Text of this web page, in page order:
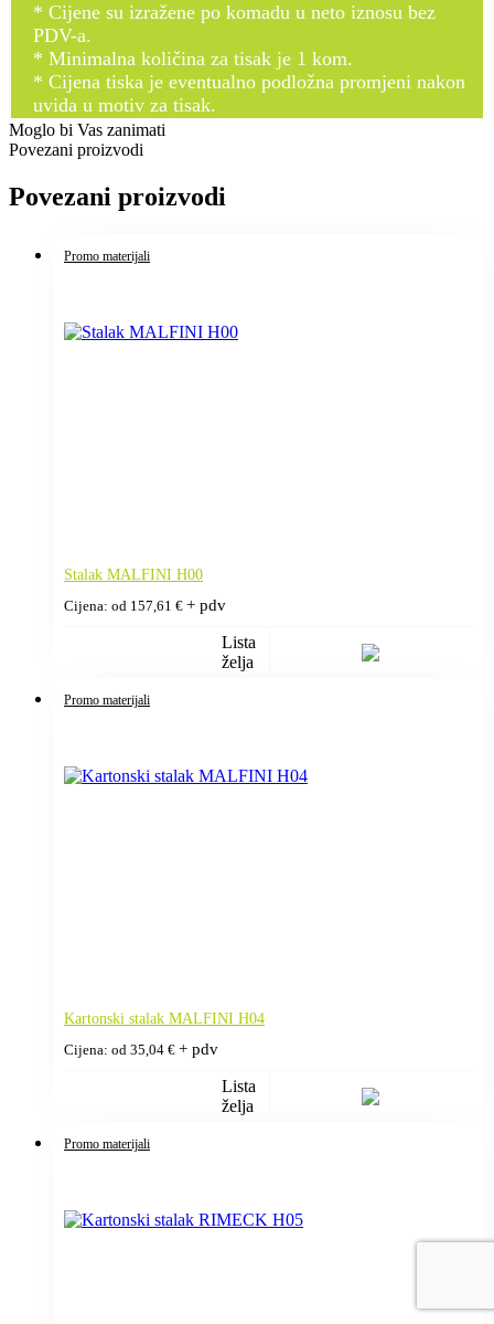
* Cijene su izražene po komadu u neto iznosu bez
PDV-a.
* Minimalna količina za tisak je 1 kom.
* Cijena tiska je eventualno podložna promjeni nakon
uvida u motiv za tisak.
Moglo bi Vas zanimati
Povezani proizvodi
Povezani proizvodi
Promo materijali
Stalak MALFINI H00
Cijena: od 157,61 € + pdv
Lista
želja
Promo materijali
Kartonski stalak MALFINI H04
Cijena: od 35,04 € + pdv
Lista
želja
Promo materijali